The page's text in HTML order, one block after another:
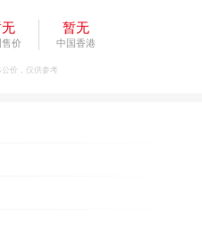
售价
暂无
中国香港
价，仅供参考